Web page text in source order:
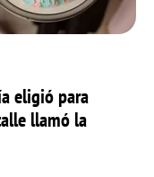
eligió para
llamó la